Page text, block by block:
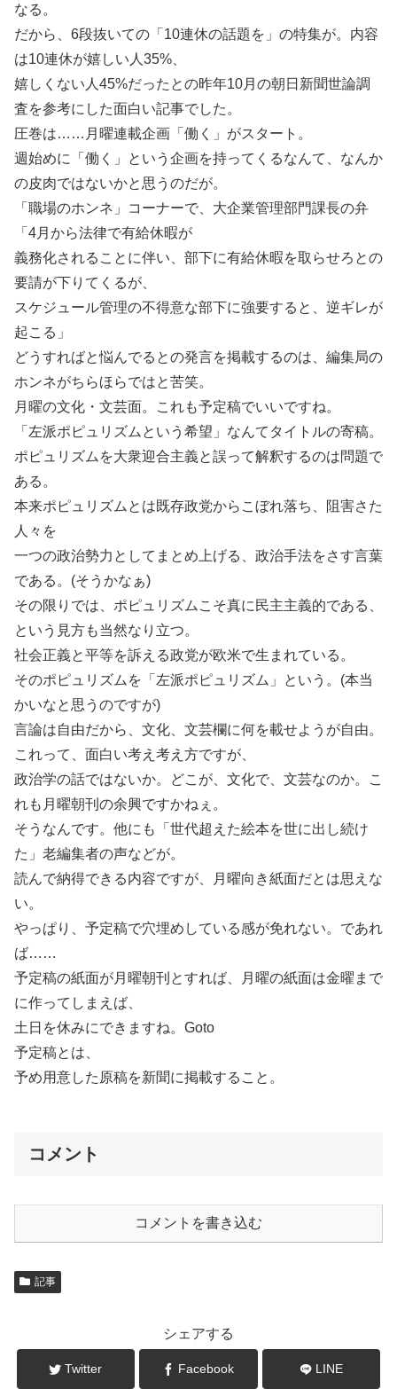
なる。
だから、6段抜いての「10連休の話題を」の特集が。内容
は10連休が嬉しい人35%、
嬉しくない人45%だったとの昨年10月の朝日新聞世論調
査を参考にした面白い記事でした。
圧巻は……月曜連載企画「働く」がスタート。
週始めに「働く」という企画を持ってくるなんて、なんか
の皮肉ではないかと思うのだが。
「職場のホンネ」コーナーで、大企業管理部門課長の弁
「4月から法律で有給休暇が
義務化されることに伴い、部下に有給休暇を取らせろとの
要請が下りてくるが、
スケジュール管理の不得意な部下に強要すると、逆ギレが
起こる」
どうすればと悩んでるとの発言を掲載するのは、編集局の
ホンネがちらほらではと苦笑。
月曜の文化・文芸面。これも予定稿でいいですね。
「左派ポピュリズムという希望」なんてタイトルの寄稿。
ポピュリズムを大衆迎合主義と誤って解釈するのは問題で
ある。
本来ポピュリズムとは既存政党からこぼれ落ち、阻害さた
人々を
一つの政治勢力としてまとめ上げる、政治手法をさす言葉
である。(そうかなぁ)
その限りでは、ポピュリズムこそ真に民主主義的である、
という見方も当然なり立つ。
社会正義と平等を訴える政党が欧米で生まれている。
そのポピュリズムを「左派ポピュリズム」という。(本当
かいなと思うのですが)
言論は自由だから、文化、文芸欄に何を載せようが自由。
これって、面白い考え考え方ですが、
政治学の話ではないか。どこが、文化で、文芸なのか。こ
れも月曜朝刊の余興ですかねぇ。
そうなんです。他にも「世代超えた絵本を世に出し続け
た」老編集者の声などが。
読んで納得できる内容ですが、月曜向き紙面だとは思えな
い。
やっぱり、予定稿で穴埋めしている感が免れない。であれ
ば……
予定稿の紙面が月曜朝刊とすれば、月曜の紙面は金曜まで
に作ってしまえば、
土日を休みにできますね。Goto
予定稿とは、
予め用意した原稿を新聞に掲載すること。
コメント
コメントを書き込む
記事
シェアする
Twitter Facebook LINE